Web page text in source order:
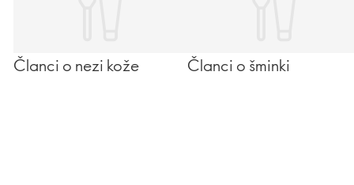
Članci o nezi kože Članci o šminki